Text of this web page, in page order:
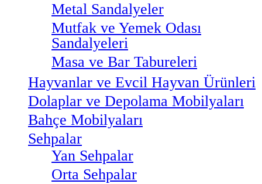
Metal Sandalyeler
Mutfak ve Yemek Odası
Sandalyeleri
Masa ve Bar Tabureleri
Hayvanlar ve Evcil Hayvan Ürünleri
Dolaplar ve Depolama Mobilyaları
Bahçe Mobilyaları
Sehpalar
Yan Sehpalar
Orta Sehpalar